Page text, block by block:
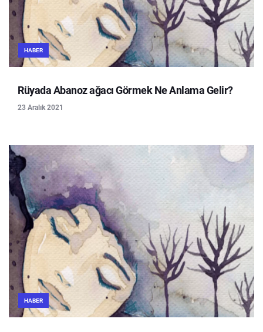
HABER
Rüyada Abanoz ağacı Görmek Ne Anlama Gelir?
23 Aralık 2021
HABER